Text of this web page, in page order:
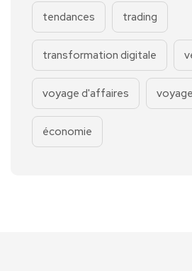
tendances trading
transformation digitale
voyage d'affaires
économie